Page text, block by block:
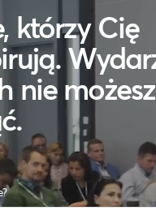
którzy Cię
nie możesz